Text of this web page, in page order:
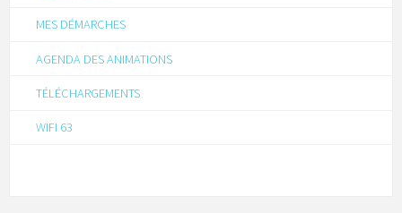
MES DÉMARCHES
AGENDA DES ANIMATIONS
TÉLÉCHARGEMENTS
WIFI 63